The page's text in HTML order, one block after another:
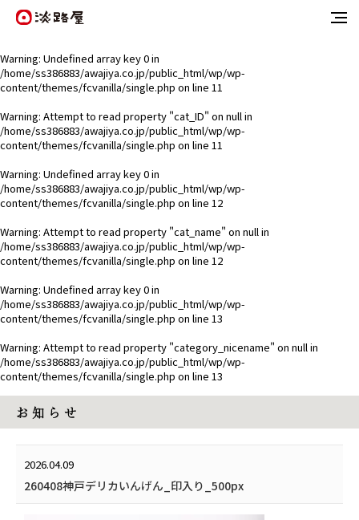
Warning: Undefined array key 0 in
/home/ss386883/awajiya.co.jp/public_html/wp/wp-
content/themes/fcvanilla/single.php on line 11
Warning: Attempt to read property "cat_ID" on null in
/home/ss386883/awajiya.co.jp/public_html/wp/wp-
content/themes/fcvanilla/single.php on line 11
Warning: Undefined array key 0 in
/home/ss386883/awajiya.co.jp/public_html/wp/wp-
content/themes/fcvanilla/single.php on line 12
Warning: Attempt to read property "cat_name" on null in
/home/ss386883/awajiya.co.jp/public_html/wp/wp-
content/themes/fcvanilla/single.php on line 12
Warning: Undefined array key 0 in
/home/ss386883/awajiya.co.jp/public_html/wp/wp-
content/themes/fcvanilla/single.php on line 13
Warning: Attempt to read property "category_nicename" on null in
/home/ss386883/awajiya.co.jp/public_html/wp/wp-
content/themes/fcvanilla/single.php on line 13
お 知 ら せ
2026.04.09
260408神戸デリカいんげん_印入り_500px